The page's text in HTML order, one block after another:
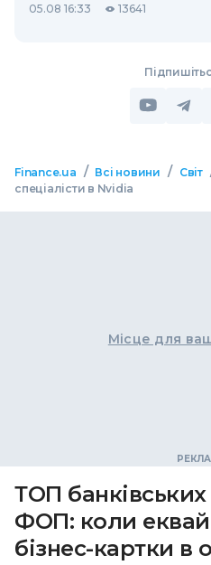
05.08 16:33 13641
Finance.ua / Всі новини / Світ
спеціалісти в Nvidia
Місце для
ТОП
ФОП: коли
бізнес-картки в